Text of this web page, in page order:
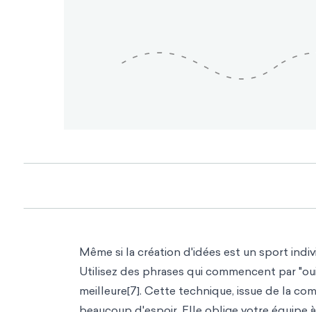
Même si la création d'idées est un sport
Utilisez des phrases qui commencent par
meilleure[7]. Cette technique, issue de la